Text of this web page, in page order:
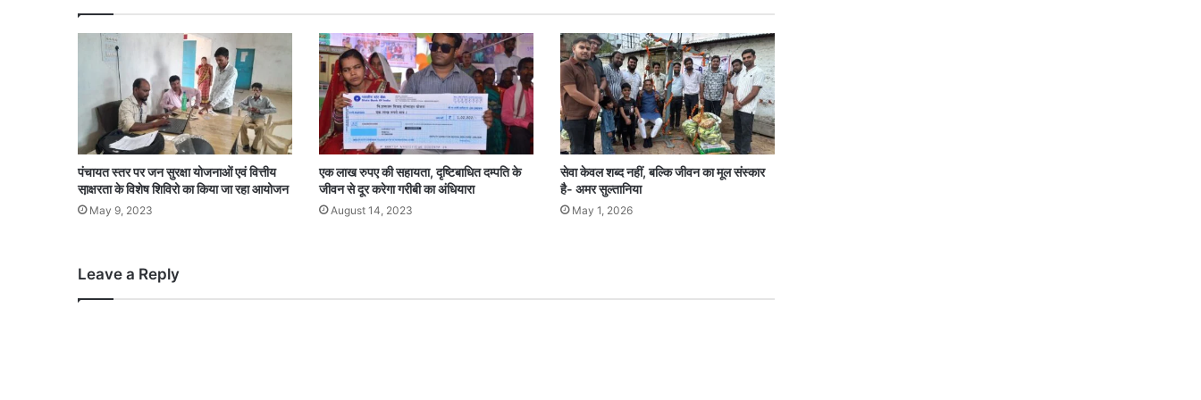
पंचायत स्तर पर जन सुरक्षा योजनाओं एवं वित्तीय
सा़क्षरता के विशेष शिविरो का किया जा रहा आयोजन
May 9, 2023
एक लाख रुपए की सहायता, दृष्टिबाधित दम्पति के
जीवन से दूर करेगा गरीबी का अंधियारा
August 14, 2023
सेवा केवल शब्द नहीं, बल्कि जीवन का मूल संस्कार
है- अमर सुल्तानिया
May 1, 2026
Leave a Reply